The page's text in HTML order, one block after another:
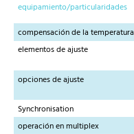
equipamiento/particularidades
compensación de la temperatura
elementos de ajuste
opciones de ajuste
Synchronisation
operación en multiplex